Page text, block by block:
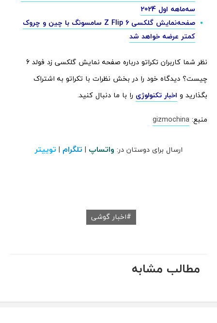
سه‌ماهه اول 2024
صفحه‌نمایش گلکسی Z Flip 6 سامسونگ با چین و چروک
کمتر عرضه خواهد شد
نظر شما کاربران تکراتو درباره صفحه نمایش گلکسی زد فولد 6
چیست؟ دیدگاه خود را در بخش نظرات با تکراتو به اشتراک
بگذارید و اخبار تکنولوژی را با ما دنبال کنید.
منبع: gizmochina
ارسال برای دوستان در: واتساپ | تلگرام | توییتر
اخبار گوشی
مطالب مشابه